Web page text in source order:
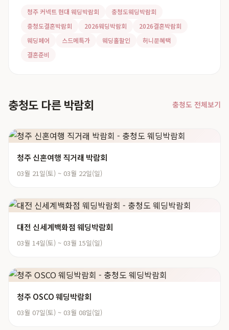
청주 커넥트 현대 웨딩박람회
충청도웨딩박람회
충청도결혼박람회
2026웨딩박람회
2026결혼박람회
웨딩페어
스드메특가 웨딩홀할인
허니문혜택
결혼준비
충청도 다른 박람회 충청도 전체보기
청주 신혼여행 직거래 박람회
03월 21일(토) ~ 03월 22일(일)
대전 신세계백화점 웨딩박람회
03월 14일(토) ~ 03월 15일(일)
청주 OSCO 웨딩박람회
03월 07일(토) ~ 03월 08일(일)